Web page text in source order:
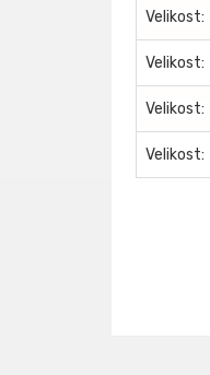
Velikost:
Velikost:
Velikost:
Velikost: